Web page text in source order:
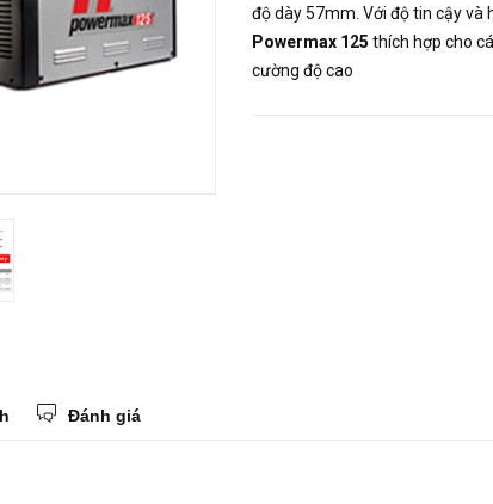
độ dày 57mm. Với độ tin cậy và
Powermax 125 thích hợp cho
cường độ cao
Đánh giá